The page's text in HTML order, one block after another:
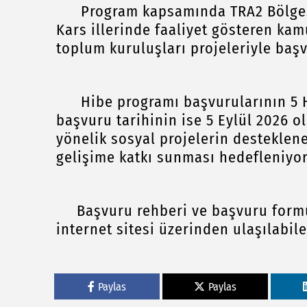
Program kapsamında TRA2
Kars illerinde faaliyet gösteren
toplum kuruluşları projeleriyle
Hibe programı başvurularının 5
başvuru tarihinin ise 5 Eylül 2026
yönelik sosyal projelerin
gelişime katkı sunması
Başvuru rehberi ve başvuru
internet sitesi üzerinden
Paylas Paylas